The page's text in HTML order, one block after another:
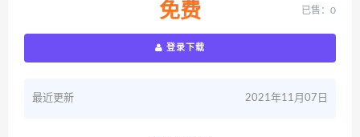
免费 已售：0
登录下载
最近更新 2021年11月07日